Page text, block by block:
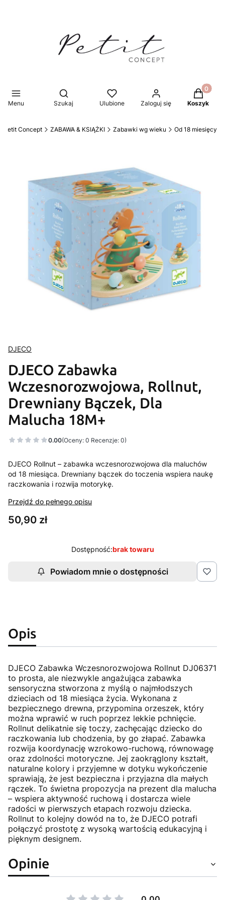
Menu
Otwórz wyszukiwarkę
Szukaj Ulubione Zaloguj się Koszyk
Petit Concept ZABAWA & KSIĄŻKI Zabawki wg wieku Od 18 miesięcy
DJECO
DJECO Zabawka
Wczesnorozwojowa, Rollnut,
Drewniany Bączek, Dla
Malucha 18M+
0.00(Oceny: 0 Recenzje: 0)
DJECO Rollnut – zabawka wczesnorozwojowa dla maluchów
od 18 miesiąca. Drewniany bączek do toczenia wspiera naukę
raczkowania i rozwija motorykę.
Przejdź do pełnego opisu
Cena
50,90 zł
Dostępność:brak towaru
Powiadom mnie o dostępności
Opis
DJECO Zabawka Wczesnorozwojowa Rollnut DJ06371
to prosta, ale niezwykle angażująca zabawka
sensoryczna stworzona z myślą o najmłodszych
dzieciach od 18 miesiąca życia. Wykonana z
bezpiecznego drewna, przypomina orzeszek, który
można wprawić w ruch poprzez lekkie pchnięcie.
Rollnut delikatnie się toczy, zachęcając dziecko do
raczkowania lub chodzenia, by go złapać. Zabawka
rozwija koordynację wzrokowo-ruchową, równowagę
oraz zdolności motoryczne. Jej zaokrąglony kształt,
naturalne kolory i przyjemne w dotyku wykończenie
sprawiają, że jest bezpieczna i przyjazna dla małych
rączek. To świetna propozycja na prezent dla malucha
– wspiera aktywność ruchową i dostarcza wiele
radości w pierwszych etapach rozwoju dziecka.
Rollnut to kolejny dowód na to, że DJECO potrafi
połączyć prostotę z wysoką wartością edukacyjną i
pięknym designem.
Opinie